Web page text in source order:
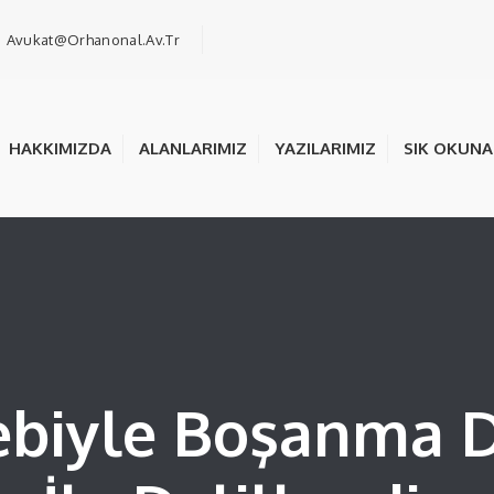
Avukat@orhanonal.av.tr
HAKKIMIZDA ALANLARIMIZ YAZILARIMIZ SIK
Boşanma